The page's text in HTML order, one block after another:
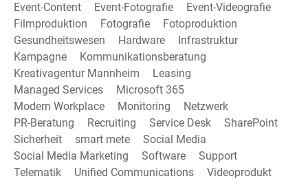
Event-Content
Event-Fotografie
Event-Videografie
Filmproduktion
Fotografie
Fotoproduktion
Gesundheitswesen
Hardware
Infrastruktur
Kampagne
Kommunikationsberatung
Kreativagentur Mannheim
Leasing
Managed Services
Microsoft 365
Modern Workplace
Monitoring
Netzwerk
PR-Beratung
Recruiting Service Desk
SharePoint
Sicherheit
smart mete
Social Media
Social Media Marketing
Software
Support
Telematik
Unified Communications
Videoprodukt